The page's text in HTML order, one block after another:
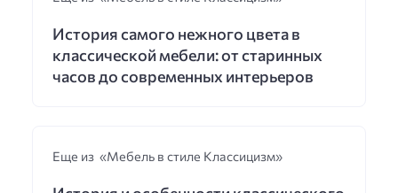
История самого нежного цвета в
классической мебели: от старинных
часов до современных интерьеров
Еще из «Мебель в стиле Классицизм»